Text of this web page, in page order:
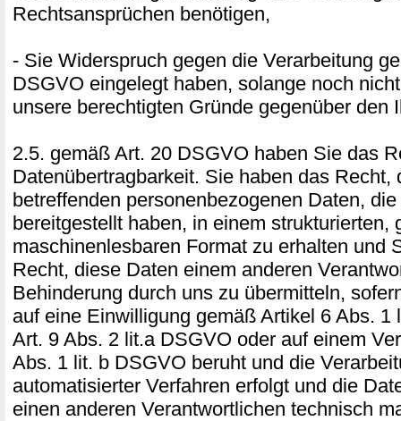
Rechtsansprüchen benötigen,
- Sie Widerspruch gegen die Verarbeitung
DSGVO eingelegt haben, solange noch
unsere berechtigten Gründe gegenüber den
2.5. gemäß Art. 20 DSGVO haben Sie das
Datenübertragbarkeit. Sie haben das Recht,
betreffenden personenbezogenen Daten,
bereitgestellt haben, in einem strukturierten,
maschinenlesbaren Format zu erhalten und
Recht, diese Daten einem anderen
Behinderung durch uns zu übermitteln,
auf eine Einwilligung gemäß Artikel 6 Abs. 1
Art. 9 Abs. 2 lit.a DSGVO oder auf einem
Abs. 1 lit. b DSGVO beruht und die
automatisierter Verfahren erfolgt und die
einen anderen Verantwortlichen technisch